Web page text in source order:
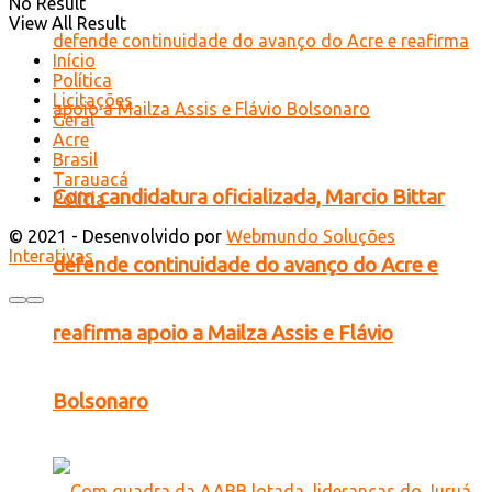
Com candidatura oficializada, Marcio Bittar
defende continuidade do avanço do Acre e
reafirma apoio a Mailza Assis e Flávio
Bolsonaro
View All Result
Início
Política
Licitações
Geral
Acre
Brasil
Tarauacá
Polícia
© 2021 - Desenvolvido por Webmundo Soluções
Interativas